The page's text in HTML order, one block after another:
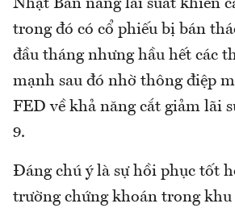
Nhật Bản nâng lãi suất khiến
trong đó có cổ phiếu bị bán
đầu tháng nhưng hầu hết các
mạnh sau đó nhờ thông điệp
FED về khả năng cắt giảm lãi
9.
Đáng chú ý là sự hồi phục tốt
trường chứng khoán trong